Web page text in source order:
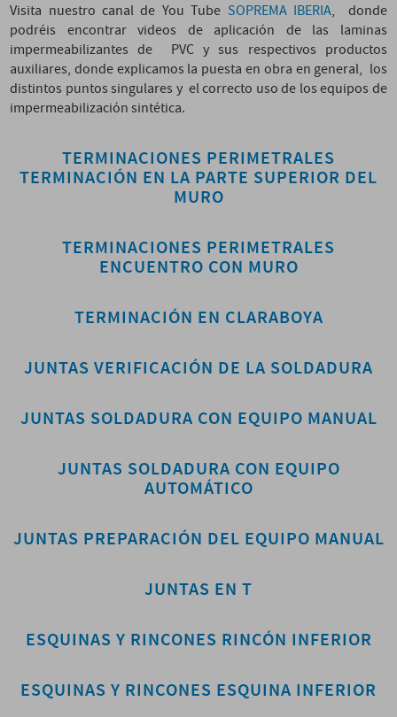
Visita nuestro canal de You Tube SOPREMA IBERIA, donde
podréis encontrar videos de aplicación de las laminas
impermeabilizantes de PVC y sus respectivos productos
auxiliares, donde explicamos la puesta en obra en general, los
distintos puntos singulares y el correcto uso de los equipos de
impermeabilización sintética.
TERMINACIONES PERIMETRALES
TERMINACIÓN EN LA PARTE SUPERIOR DEL
MURO
TERMINACIONES PERIMETRALES
ENCUENTRO CON MURO
TERMINACIÓN EN CLARABOYA
JUNTAS VERIFICACIÓN DE LA SOLDADURA
JUNTAS SOLDADURA CON EQUIPO MANUAL
JUNTAS SOLDADURA CON EQUIPO
AUTOMÁTICO
JUNTAS PREPARACIÓN DEL EQUIPO MANUAL
JUNTAS EN T
ESQUINAS Y RINCONES RINCÓN INFERIOR
ESQUINAS Y RINCONES ESQUINA INFERIOR